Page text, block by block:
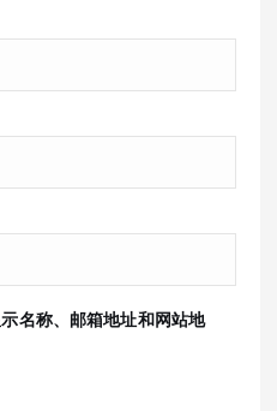
名称、邮箱地址和网站地